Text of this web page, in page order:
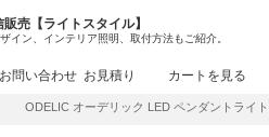
売【ライトスタイル】
イン、インテリア照明、取付方法もご紹介。
お問い合わせ お見積り カートを見る
ODELIC オーデリック LED ペンダントライト